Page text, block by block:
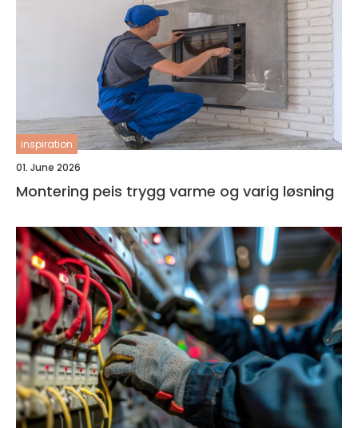
inspiration
01. June 2026
Montering peis trygg varme og varig løsning